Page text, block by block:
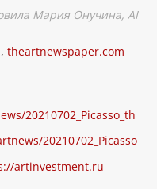
Мария Онучина, AI
, theartnewspaper.com
20210702_Picasso_th
20210702_Picasso
artinvestment.ru